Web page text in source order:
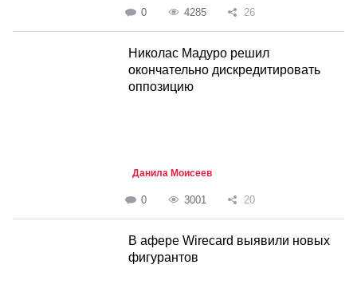
0 4285 26
Николас Мадуро решил
окончательно дискредитировать
оппозицию
Данила Моисеев
0 3001 20
В афере Wirecard выявили новых
фигурантов